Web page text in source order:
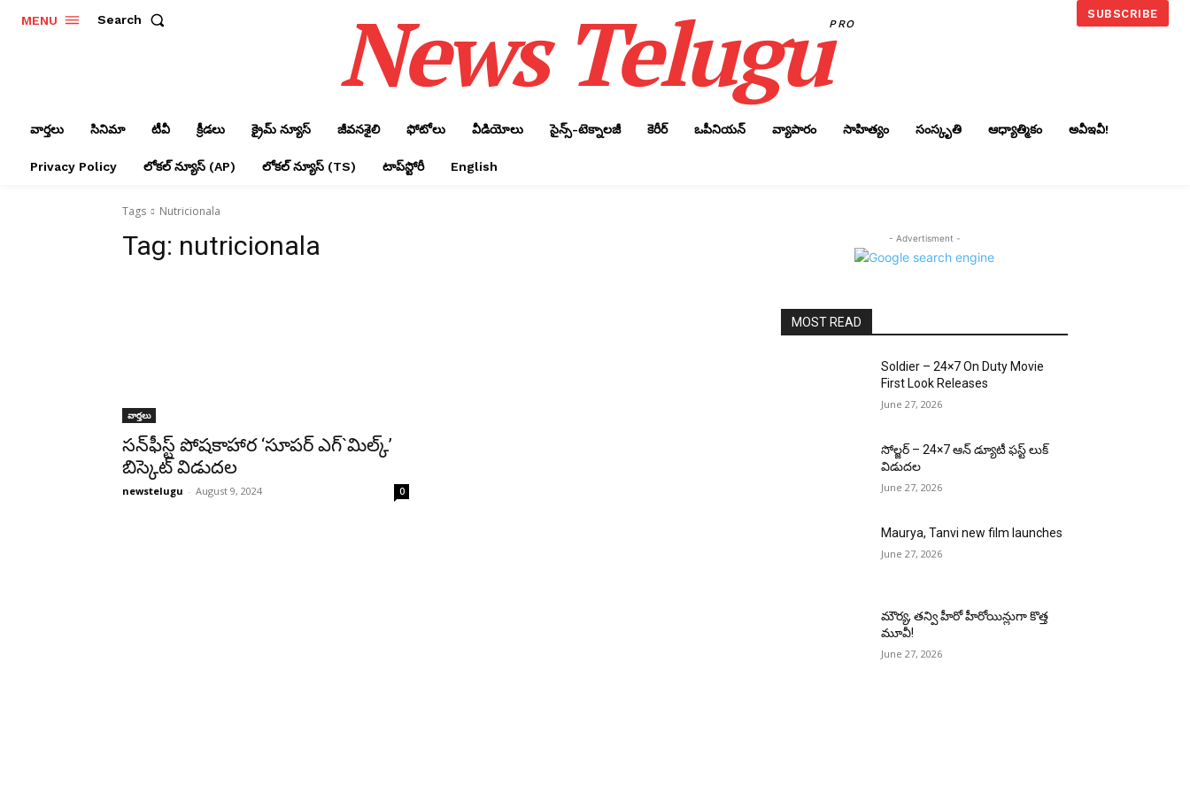
MENU Search News TeluguPRO
SUBSCRIBE
వార్తలు సినిమా టీవీ క్రీడలు క్రైమ్ న్యూస్‌ జీవనశైలి ఫోటోలు వీడియోలు సైన్స్‌-టెక్నాలజీ కెరీర్‌ ఒపీనియన్‌ వ్యాపారం సాహిత్యం సంస్కృతి ఆధ్యాత్మికం అవీఇవీ!
Privacy Policy లోక‌ల్ న్యూస్‌ (AP) లోక‌ల్ న్యూస్‌ (TS) టాప్‌స్టోరీ English
Tags Nutricionala
Tag: nutricionala
వార్తలు
సన్‌ఫీస్ట్‌ పోషకాహార ‘సూపర్‌ ఎగ్‌`మిల్క్‌’
బిస్కెట్‌ విడుదల
newstelugu - August 9, 2024 0
- Advertisment -
MOST READ
Soldier – 24×7 On Duty Movie
First Look Releases
June 27, 2026
సోల్జర్ – 24×7 ఆన్ డ్యూటీ ఫస్ట్ లుక్
విడుదల
June 27, 2026
Maurya, Tanvi new film launches
June 27, 2026
మౌర్య‌, త‌న్వి హీరో హీరోయిన్లుగా కొత్త
మూవీ!
June 27, 2026